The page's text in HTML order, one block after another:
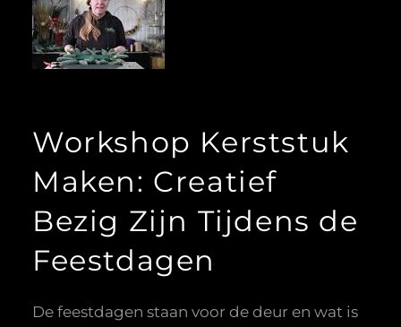
Workshop Kerststuk
Maken: Creatief
Bezig Zijn Tijdens de
Feestdagen
De feestdagen staan voor de deur en wat is